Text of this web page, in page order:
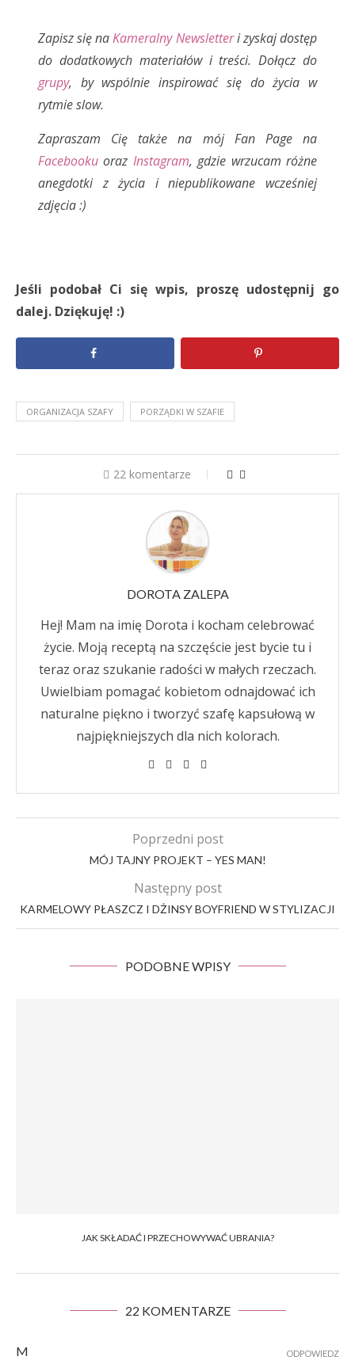
Zapisz się naKameralny Newsletteri zyskaj dostęp
do dodatkowych materiałów i treści. Dołącz do
grupy, by wspólnie inspirować się do życia w
rytmie slow.
Zapraszam Cię także na mój Fan Page na
Facebooku oraz Instagram, gdzie wrzucam różne
anegdotki z życia i niepublikowane wcześniej
zdjęcia :)
Jeśli podobał Ci się wpis, proszę udostępnij go
dalej. Dziękuję! :)
ORGANIZACJA SZAFY PORZĄDKI W SZAFIE
22 komentarze
DOROTA ZALEPA
Hej! Mam na imię Dorota i kocham celebrować
życie. Moją receptą na szczęście jest bycie tu i
teraz oraz szukanie radości w małych rzeczach.
Uwielbiam pomagać kobietom odnajdować ich
naturalne piękno i tworzyć szafę kapsułową w
najpiękniejszych dla nich kolorach.
Poprzedni post
MÓJ TAJNY PROJEKT – YES MAN!
Następny post
KARMELOWY PŁASZCZ I DŻINSY BOYFRIEND W STYLIZACJI
PODOBNE WPISY
JAK SKŁADAĆ I PRZECHOWYWAĆ UBRANIA?
22 KOMENTARZE
M ODPOWIEDZ